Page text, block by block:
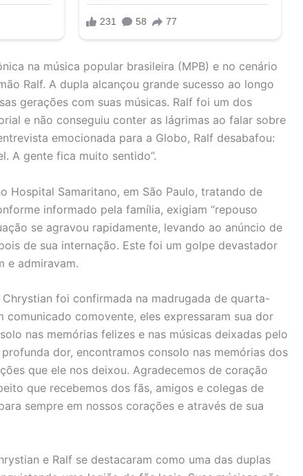
na música popular brasileira (MPB) e no cenário
Ralf. A dupla alcançou grande sucesso ao longo
gerações com suas músicas. Ralf foi um dos
e não conseguiu conter as lágrimas ao falar sobre
emocionada para a Globo, Ralf desabafou:
A gente fica muito sentido”.
Hospital Samaritano, em São Paulo, tratando de
informado pela família, exigiam “repouso
se agravou rapidamente, levando ao anúncio de
de sua internação. Este foi um golpe devastador
e admiravam.
foi confirmada na madrugada de quarta-
comunicado comovente, eles expressaram sua dor
nas memórias felizes e nas músicas deixadas pelo
dor, encontramos consolo nas memórias dos
que ele nos deixou. Agradecemos de coração
que recebemos dos fãs, amigos e colegas de
sempre em nossos corações e através de sua
e Ralf se destacaram como uma das duplas